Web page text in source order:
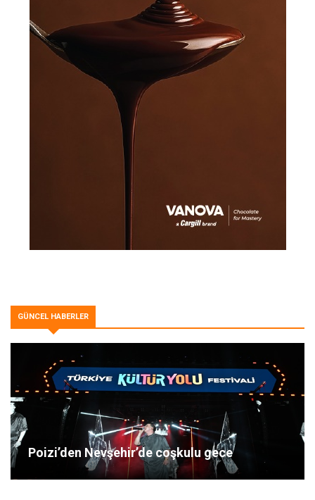
GÜNCEL HABERLER
Poizi’den Nevşehir’de coşkulu gece